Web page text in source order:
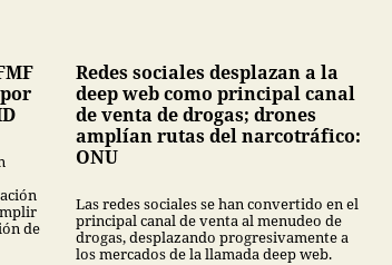
de
Redes sociales desplazan a la
deep web como principal canal
de venta de drogas; drones
amplían rutas del narcotráfico:
ONU
Las redes sociales se han convertido en el
principal canal de venta al menudeo de
drogas, desplazando progresivamente a
los mercados de la llamada deep web.